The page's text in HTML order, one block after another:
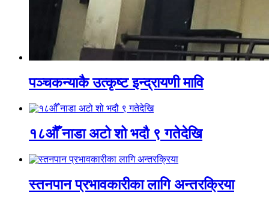
पञ्चकन्याकै उत्कृष्ट इन्द्रायणी मावि
१८औँ नाडा अटो शो भदौ ९ गतेदेखि
स्तनपान प्रभावकारीका लागि अन्तरक्रिया